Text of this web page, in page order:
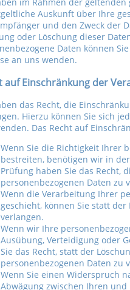
Auskunft über Ihre
und den Zweck der
oder Löschung dieser
Daten können
an uns wenden.
auf Einschränkung der
das Recht, die
Hierzu können Sie sich
Das Recht auf
Wenn Sie die Richtigkeit Ihrer
bestreiten, benötigen wir in
Prüfung haben Sie das Recht,
personenbezogenen Daten zu
Wenn die Verarbeitung Ihrer
geschieht, können Sie statt
verlangen.
Wenn wir Ihre
Ausübung, Verteidigung oder
Sie das Recht, statt der
personenbezogenen Daten zu
Wenn Sie einen Widerspruch
Abwägung zwischen Ihren